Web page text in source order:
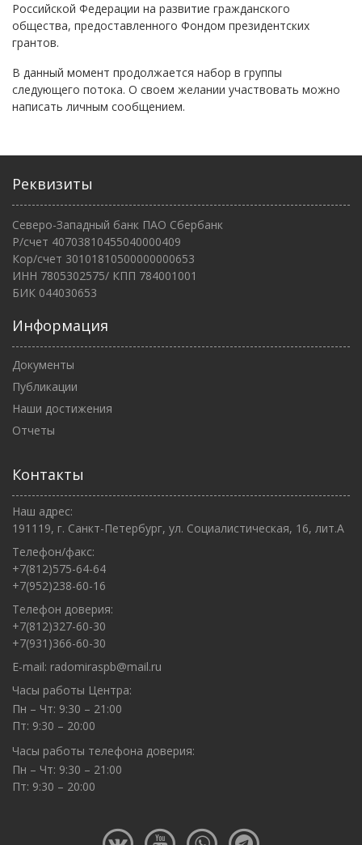
Российской Федерации на развитие гражданского
общества, предоставленного Фондом президентских
грантов.
В данный момент продолжается набор в группы
следующего потока. О своем желании участвовать можно
написать личным сообщением.
Реквизиты
Северо-Западный банк ПАО Сбербанк
Р/счет 40703810455040000409
Кор/счет 30101810500000000653
ИНН 7805302575/ КПП 784001001
БИК 044030653
Информация
Документы
Публикации
Наши достижения
Отчеты
Контакты
Наш адрес:
191119, г. Санкт-Петербург, ул. Социалистическая, 16, лит.А
Телефон/факс:
+7(812)575-64-64
+7(952)238-60-16
Телефон доверия:
+7(812)327-60-30
+7(931)366-60-30
E-mail: radomiraspb@mail.ru
Часы работы Центра:
Пн – Чт: 9:30 – 21:00
Пт: 9:30 – 20:00
Часы работы телефона доверия:
Пн – Чт: 9:30 – 21:00
Пт: 9:30 – 20:00